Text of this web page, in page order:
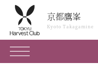
京都鷹峯
Kyoto Takagamine
京都鷹峯
Kyoto Takagamine
075-491-0109